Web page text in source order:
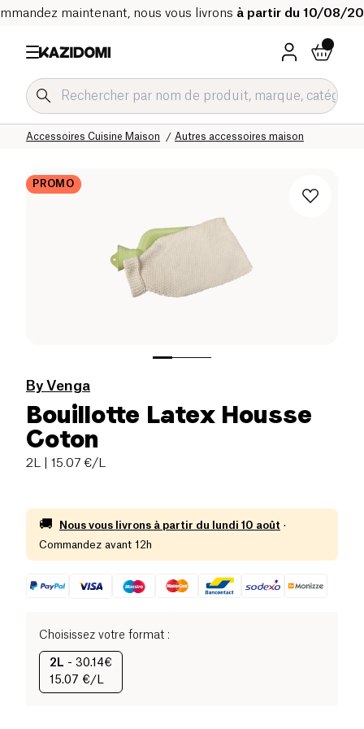
maintenant, nous vous livrons à partir du 10/08/
Autres accessoires maison
Accessoires Cuisine Maison
Maison
Notre catalogue bio
Accueil
PROMO
By Venga
Bouillotte Latex Housse
Coton
2L | 15.07 €/L
🚚 Nous vous livrons à partir du lundi 10 août ·
Commandez avant 12h
Choisissez votre format :
2L - 30.14€
15.07 €/L